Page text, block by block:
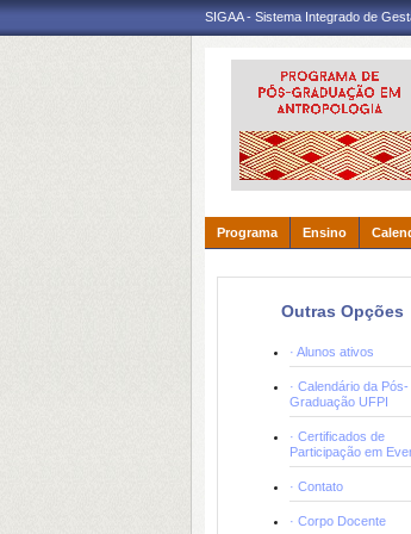
SIGAA - Sistema Integrado de
Programa Ensino
Outras Opções
· Alunos ativos
· Calendário da Pós-
Graduação UFPI
· Certificados de
Participação em
· Contato
· Corpo Docente